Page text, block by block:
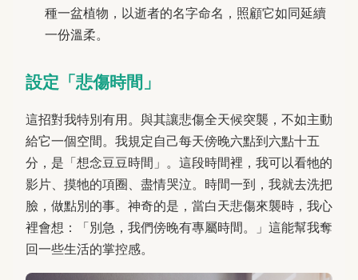
種一盆植物，以逝者的名字命名，照顧它如同延續
一份溫柔。
設定「悲傷時間」
這招對我特別有用。與其讓悲傷全天候突襲，不如主動
給它一個空間。我規定自己每天傍晚六點到六點十五
分，是「想念豆豆時間」。這段時間裡，我可以看牠的
影片、摸牠的項圈、盡情哭泣。時間一到，我就去洗把
臉，做點別的事。神奇的是，當白天悲傷來襲時，我心
裡會想：「別急，我們傍晚有專屬時間。」這能幫我奪
回一些生活的掌控感。